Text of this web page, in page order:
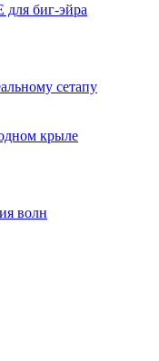
для биг-эйра
сетапу
крыле
волн